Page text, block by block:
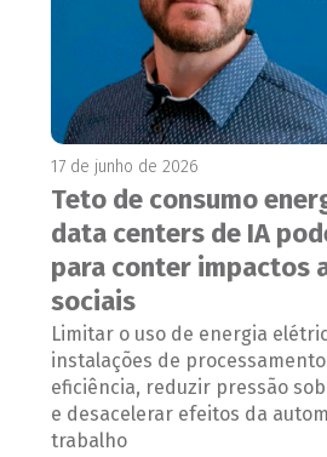
17 de junho de 2026
Teto de consumo
data centers de IA
para conter impactos
sociais
Limitar o uso de energia
instalações de
eficiência, reduzir pressão
e desacelerar efeitos da
trabalho